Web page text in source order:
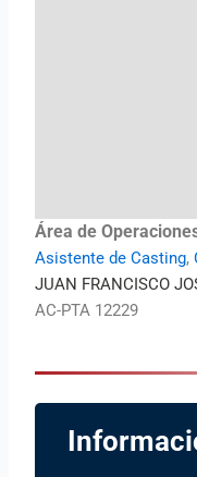
Área de
Asistente de Casting,
JUAN FRANCISCO
AC-PTA 12229